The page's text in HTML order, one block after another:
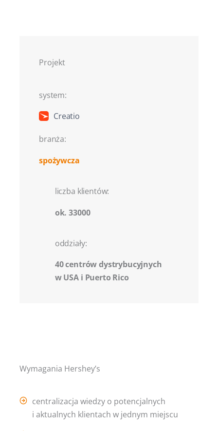
Projekt
system:
Creatio
branża:
spożywcza
liczba klientów:
ok. 33000
oddziały:
40 centrów dystrybucyjnych
w USA i Puerto Rico
Wymagania Hershey’s
centralizacja wiedzy o potencjalnych
i aktualnych klientach w jednym miejscu